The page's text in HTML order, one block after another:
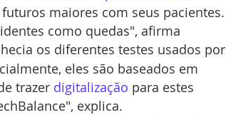
maiores com seus pacientes.
como quedas", afirma
os diferentes testes usados por
eles são baseados em
trazer digitalização para estes
explica.